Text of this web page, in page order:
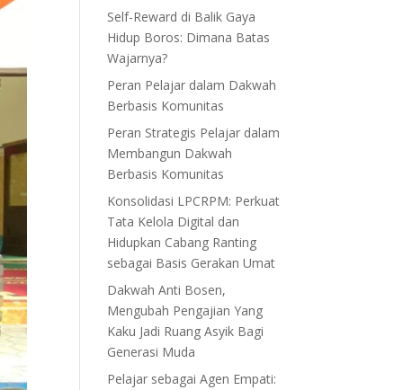
Self-Reward di Balik Gaya
Hidup Boros: Dimana Batas
Wajarnya?
Peran Pelajar dalam Dakwah
Berbasis Komunitas
Peran Strategis Pelajar dalam
Membangun Dakwah
Berbasis Komunitas
Konsolidasi LPCRPM: Perkuat
Tata Kelola Digital dan
Hidupkan Cabang Ranting
sebagai Basis Gerakan Umat
Dakwah Anti Bosen,
Mengubah Pengajian Yang
Kaku Jadi Ruang Asyik Bagi
Generasi Muda
Pelajar sebagai Agen Empati: